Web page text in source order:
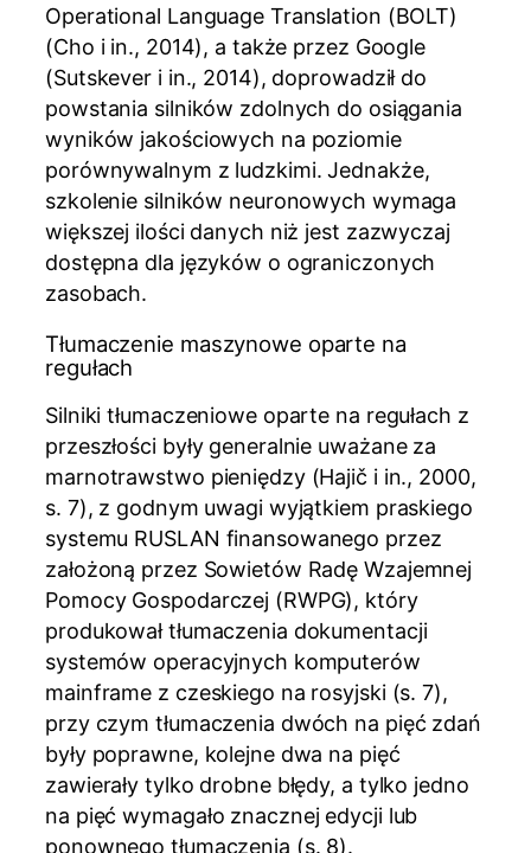
Operational Language Translation (BOLT)
(Cho i in., 2014), a także przez Google
(Sutskever i in., 2014), doprowadził do
powstania silników zdolnych do osiągania
wyników jakościowych na poziomie
porównywalnym z ludzkimi. Jednakże,
szkolenie silników neuronowych wymaga
większej ilości danych niż jest zazwyczaj
dostępna dla języków o ograniczonych
zasobach.
Tłumaczenie maszynowe oparte na
regułach
Silniki tłumaczeniowe oparte na regułach z
przeszłości były generalnie uważane za
marnotrawstwo pieniędzy (Hajič i in., 2000,
s. 7), z godnym uwagi wyjątkiem praskiego
systemu RUSLAN finansowanego przez
założoną przez Sowietów Radę Wzajemnej
Pomocy Gospodarczej (RWPG), który
produkował tłumaczenia dokumentacji
systemów operacyjnych komputerów
mainframe z czeskiego na rosyjski (s. 7),
przy czym tłumaczenia dwóch na pięć zdań
były poprawne, kolejne dwa na pięć
zawierały tylko drobne błędy, a tylko jedno
na pięć wymagało znacznej edycji lub
ponownego tłumaczenia (s. 8).